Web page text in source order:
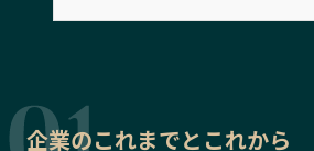
地域豆知識
Sporkle
企業のこれまでとこれから